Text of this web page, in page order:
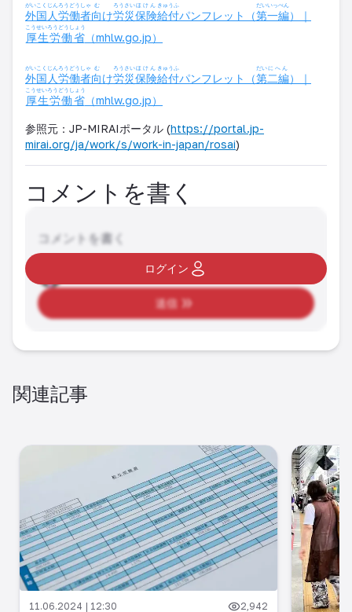
外国人
がいこくじん
労働者
ろうどうしゃ
向
む
け労災
ろうさい
保険
ほけん
給付
きゅうふ
パンフレット（第一編
だいいっぺん
）｜
厚生労働省
こうせいろうどうしょう
（mhlw.go.jp）
外国人
がいこくじん
労働者
ろうどうしゃ
向
む
け労災
ろうさい
保険
ほけん
給付
きゅうふ
パンフレット（第
だい
二編
にへん
）｜
厚生労働省
こうせいろうどうしょう
（mhlw.go.jp）
参照元：JP-MIRAIポータル (https://portal.jp-
mirai.org/ja/work/s/work-in-japan/rosai)
コメントを書く
コメントを書く
送信
ログイン
関連記事